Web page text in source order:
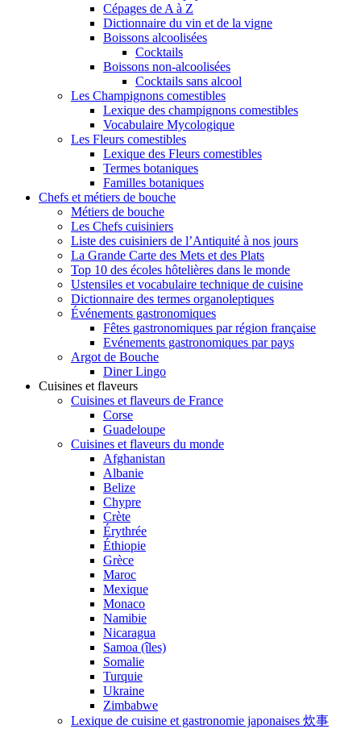
Cépages de A à Z
Dictionnaire du vin et de la vigne
Boissons alcoolisées
Cocktails
Boissons non-alcoolisées
Cocktails sans alcool
Les Champignons comestibles
Lexique des champignons comestibles
Vocabulaire Mycologique
Les Fleurs comestibles
Lexique des Fleurs comestibles
Termes botaniques
Familles botaniques
Chefs et métiers de bouche
Métiers de bouche
Les Chefs cuisiniers
Liste des cuisiniers de l’Antiquité à nos jours
La Grande Carte des Mets et des Plats
Top 10 des écoles hôtelières dans le monde
Ustensiles et vocabulaire technique de cuisine
Dictionnaire des termes organoleptiques
Événements gastronomiques
Fêtes gastronomiques par région française
Evénements gastronomiques par pays
Argot de Bouche
Diner Lingo
Cuisines et flaveurs
Cuisines et flaveurs de France
Corse
Guadeloupe
Cuisines et flaveurs du monde
Afghanistan
Albanie
Belize
Chypre
Crète
Érythrée
Éthiopie
Grèce
Maroc
Mexique
Monaco
Namibie
Nicaragua
Samoa (îles)
Somalie
Turquie
Ukraine
Zimbabwe
Lexique de cuisine et gastronomie japonaises 炊事